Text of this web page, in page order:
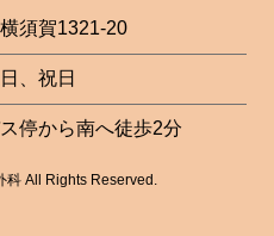
須賀1321-20
、祝日
停から南へ徒歩2分
All Rights Reserved.